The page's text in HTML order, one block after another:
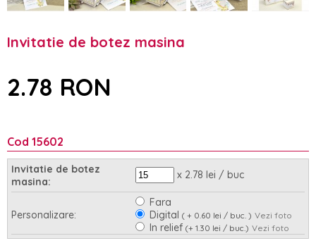
Invitatie de botez masina
2.78 RON
Cod 15602
Invitatie de botez
masina:
x 2.78 lei / buc
Personalizare:
Fara
Digital( + 0.60 lei / buc. ) Vezi foto
In relief(+ 1.30 lei / buc.) Vezi foto
Asamblare: Nu Da(+ 0.95 lei / buc.)